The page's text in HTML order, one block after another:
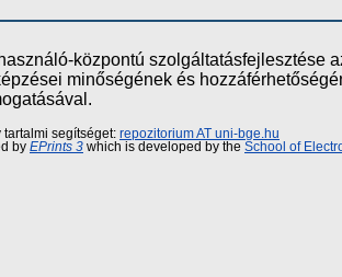
központú szolgáltatásfejlesztése
minőségének és
tartalmi segítséget: repozitorium AT uni-bge.hu
by EPrints 3 which is developed by the School of